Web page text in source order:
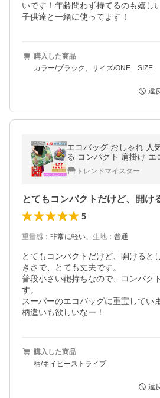
いです！年齢問わず持てるのも嬉し
子供達と一緒に使ってます！
購入した商品
カラー/ブラック、サイズ/ONE SIZE
違
エコバッグ おしゃれ 人
る コンパクト 肩掛け エ
ッグ 折りたたみ おすす
いい レディース 安い
トレンドマイスター
5
重量感 ： 非常に軽い、 生地 ： 普通
とてもコンパクトだけど、開けると
きさで、とても丈夫です。
普段小さい鞄持ちなので、コンパク
す。
スーパーのエコバッグに重宝していま
柄違いも欲しいなー！
購入した商品
柄/ネイビーストライプ
違